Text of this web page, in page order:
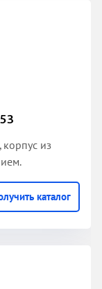
корпус из
каталог